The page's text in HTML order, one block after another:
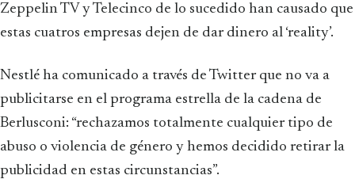
Zeppelin TV y Telecinco de lo sucedido han causado que
estas cuatros empresas dejen de dar dinero al ‘reality’.
Nestlé ha comunicado a través de Twitter que no va a
publicitarse en el programa estrella de la cadena de
Berlusconi: “rechazamos totalmente cualquier tipo de
abuso o violencia de género y hemos decidido retirar la
publicidad en estas circunstancias”.